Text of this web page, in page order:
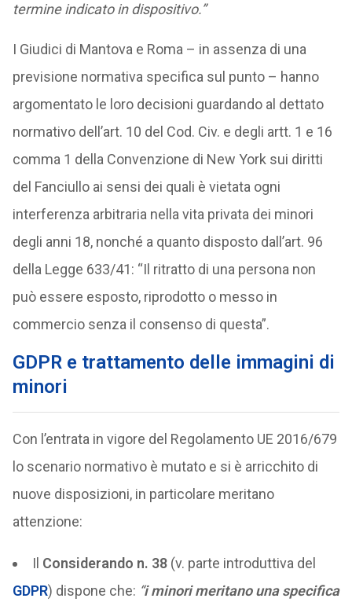
termine indicato in dispositivo.”
I Giudici di Mantova e Roma – in assenza di una
previsione normativa specifica sul punto – hanno
argomentato le loro decisioni guardando al dettato
normativo dell’art. 10 del Cod. Civ. e degli artt. 1 e 16
comma 1 della Convenzione di New York sui diritti
del Fanciullo ai sensi dei quali è vietata ogni
interferenza arbitraria nella vita privata dei minori
degli anni 18, nonché a quanto disposto dall’art. 96
della Legge 633/41: “Il ritratto di una persona non
può essere esposto, riprodotto o messo in
commercio senza il consenso di questa”.
GDPR e trattamento delle immagini di
minori
Con l’entrata in vigore del Regolamento UE 2016/679
lo scenario normativo è mutato e si è arricchito di
nuove disposizioni, in particolare meritano
attenzione:
Il Considerando n. 38(v. parte introduttiva del
GDPR) dispone che: “i minori meritano una specifica